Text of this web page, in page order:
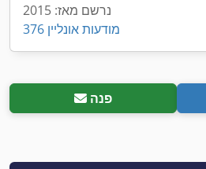
נרשם מאז: 2015
376 מודעות אונליין
פנה